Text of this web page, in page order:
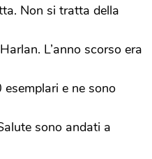
Non si tratta della
L’anno scorso era
e ne sono
sono andati a